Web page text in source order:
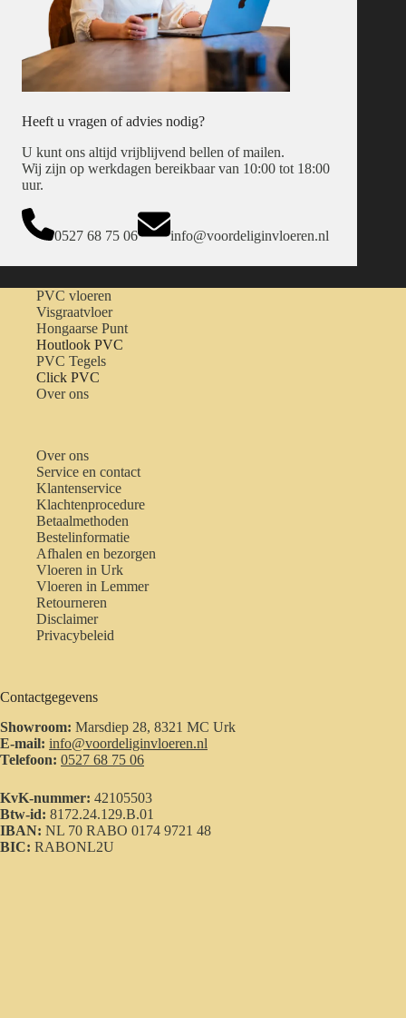
Heeft u vragen of advies nodig?
U kunt ons altijd vrijblijvend bellen of mailen.
Wij zijn op werkdagen bereikbaar van 10:00 tot 18:00
uur.
0527 68 75 06 info@voordeliginvloeren.nl
PVC vloeren
Visgraatvloer
Hongaarse Punt
Houtlook PVC
PVC Tegels
Click PVC
Over ons
Over ons
Service en contact
Klantenservice
Klachtenprocedure
Betaalmethoden
Bestelinformatie
Afhalen en bezorgen
Vloeren in Urk
Vloeren in Lemmer
Retourneren
Disclaimer
Privacybeleid
Contactgegevens
Showroom: Marsdiep 28, 8321 MC Urk
E-mail: info@voordeliginvloeren.nl
Telefoon: 0527 68 75 06
KvK-nummer: 42105503
Btw-id: 8172.24.129.B.01
IBAN: NL 70 RABO 0174 9721 48
BIC: RABONL2U